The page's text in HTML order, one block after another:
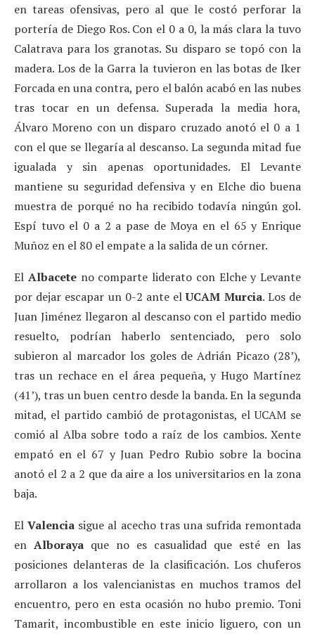
en tareas ofensivas, pero al que le costó perforar la
portería de Diego Ros. Con el 0 a 0, la más clara la tuvo
Calatrava para los granotas. Su disparo se topó con la
madera. Los de la Garra la tuvieron en las botas de Iker
Forcada en una contra, pero el balón acabó en las nubes
tras tocar en un defensa. Superada la media hora,
Álvaro Moreno con un disparo cruzado anotó el 0 a 1
con el que se llegaría al descanso. La segunda mitad fue
igualada y sin apenas oportunidades. El Levante
mantiene su seguridad defensiva y en Elche dio buena
muestra de porqué no ha recibido todavía ningún gol.
Espí tuvo el 0 a 2 a pase de Moya en el 65 y Enrique
Muñoz en el 80 el empate a la salida de un córner.
El Albaceteno comparte liderato con Elche y Levante
por dejar escapar un 0-2 ante elUCAM Murcia. Los de
Juan Jiménez llegaron al descanso con el partido medio
resuelto, podrían haberlo sentenciado, pero solo
subieron al marcador los goles de Adrián Picazo (28’),
tras un rechace en el área pequeña, y Hugo Martínez
(41’), tras un buen centro desde la banda. En la segunda
mitad, el partido cambió de protagonistas, el UCAM se
comió al Alba sobre todo a raíz de los cambios. Xente
empató en el 67 y Juan Pedro Rubio sobre la bocina
anotó el 2 a 2 que da aire a los universitarios en la zona
baja.
ElValencia sigue al acecho tras una sufrida remontada
en Alboraya que no es casualidad que esté en las
posiciones delanteras de la clasificación. Los chuferos
arrollaron a los valencianistas en muchos tramos del
encuentro, pero en esta ocasión no hubo premio. Toni
Tamarit, incombustible en este inicio liguero, con un